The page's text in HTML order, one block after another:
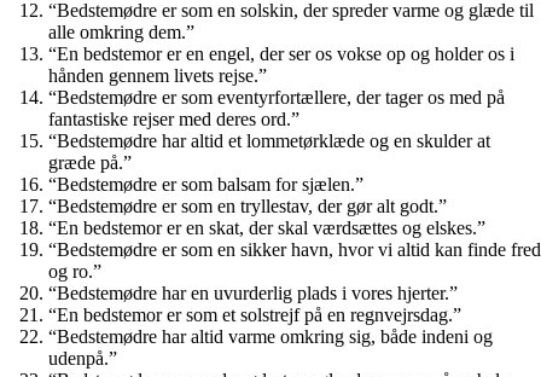
“Bedstemødre er som en solskin, der spreder varme og glæde til
alle omkring dem.”
“En bedstemor er en engel, der ser os vokse op og holder os i
hånden gennem livets rejse.”
“Bedstemødre er som eventyrfortællere, der tager os med på
fantastiske rejser med deres ord.”
“Bedstemødre har altid et lommetørklæde og en skulder at
græde på.”
“Bedstemødre er som balsam for sjælen.”
“Bedstemødre er som en tryllestav, der gør alt godt.”
“En bedstemor er en skat, der skal værdsættes og elskes.”
“Bedstemødre er som en sikker havn, hvor vi altid kan finde fred
og ro.”
“Bedstemødre har en uvurderlig plads i vores hjerter.”
“En bedstemor er som et solstrejf på en regnvejrsdag.”
“Bedstemødre har altid varme omkring sig, både indeni og
udenpå.”